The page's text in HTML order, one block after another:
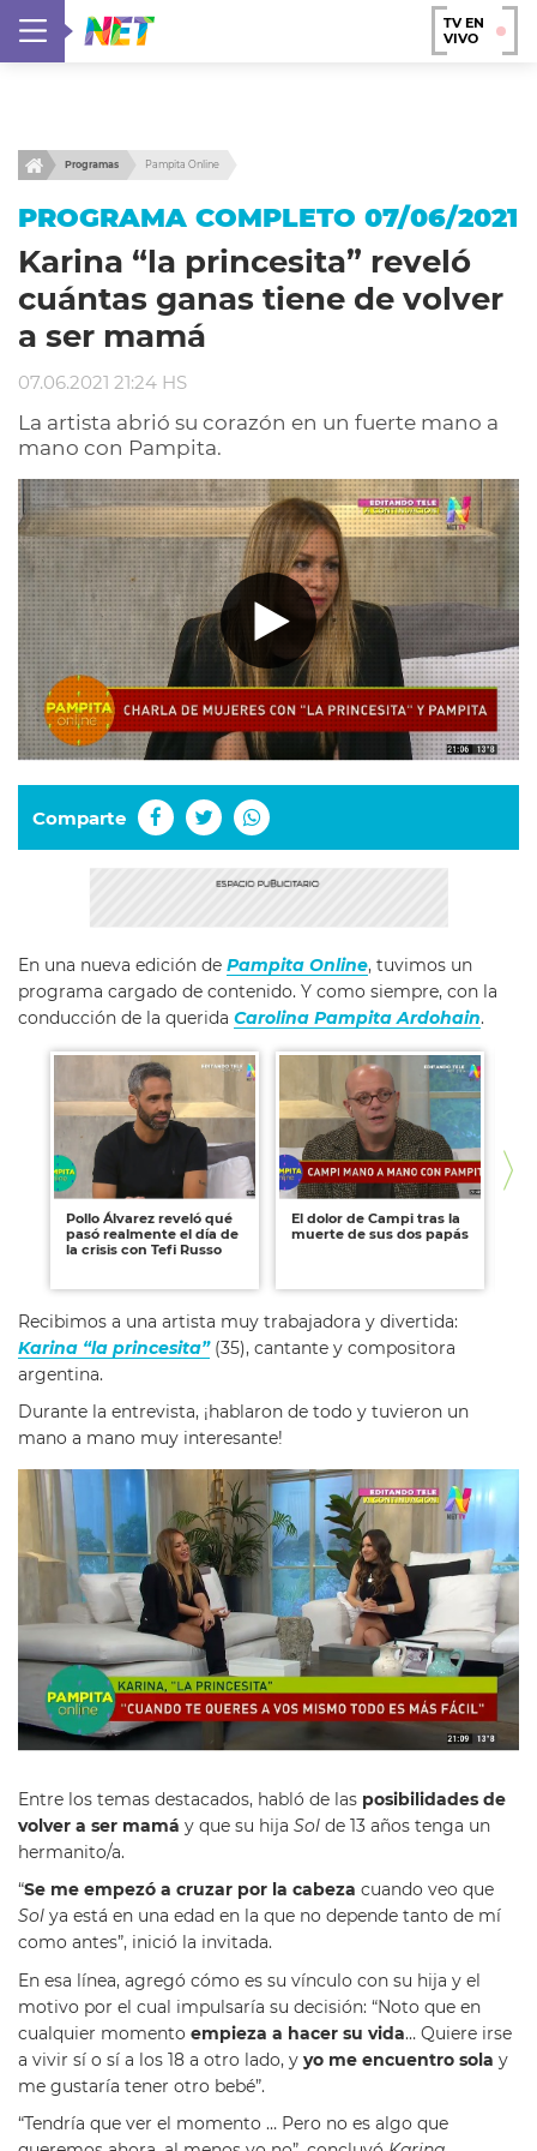
TV EN
VIVO
Programas Pampita Online
PROGRAMA COMPLETO 07/06/2021
Karina “la princesita” reveló
cuántas ganas tiene de volver
a ser mamá
07.06.2021 21:24 HS
La artista abrió su corazón en un fuerte mano a
mano con Pampita.
Comparte
En una nueva edición de Pampita Online, tuvimos un
programa cargado de contenido. Y como siempre, con la
conducción de la querida Carolina Pampita Ardohain.
Pollo Álvarez reveló qué
pasó realmente el día de
la crisis con Tefi Russo
El dolor de Campi tras la
muerte de sus dos papás
Recibimos a una artista muy trabajadora y divertida:
Karina “la princesita”(35), cantante y compositora
argentina.
Durante la entrevista, ¡hablaron de todo y tuvieron un
mano a mano muy interesante!
Entre los temas destacados, habló de las posibilidades de
volver a ser mamá y que su hija Sol de 13 años tenga un
hermanito/a.
“Se me empezó a cruzar por la cabeza cuando veo que
Sol ya está en una edad en la que no depende tanto de mí
como antes”, inició la invitada.
En esa línea, agregó cómo es su vínculo con su hija y el
motivo por el cual impulsaría su decisión: “Noto que en
cualquier momento empieza a hacer su vida… Quiere irse
a vivir sí o sí a los 18 a otro lado, y yo me encuentro sola y
me gustaría tener otro bebé”.
“Tendría que ver el momento … Pero no es algo que